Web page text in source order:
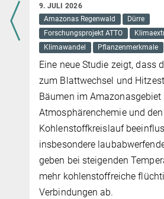
9. JULI 2026
Amazonas Regenwald
Dürre
Forschungsprojekt ATTO
Klimawandel
Pflanzenmerkmale
Eine neue Studie zeigt, dass
zum Blattwechsel und
Bäumen im Amazonasgebiet
Atmosphärenchemie und den
Kohlenstoffkreislauf
insbesondere
geben bei steigenden
mehr kohlenstoffreiche
Verbindungen ab.